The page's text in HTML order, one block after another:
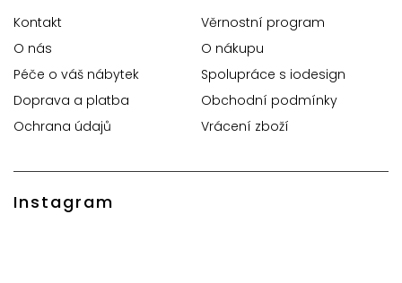
Kontakt
Věrnostní program
O nás
O nákupu
Péče o váš nábytek
Spolupráce s iodesign
Doprava a platba
Obchodní podmínky
Ochrana údajů
Vrácení zboží
Instagram